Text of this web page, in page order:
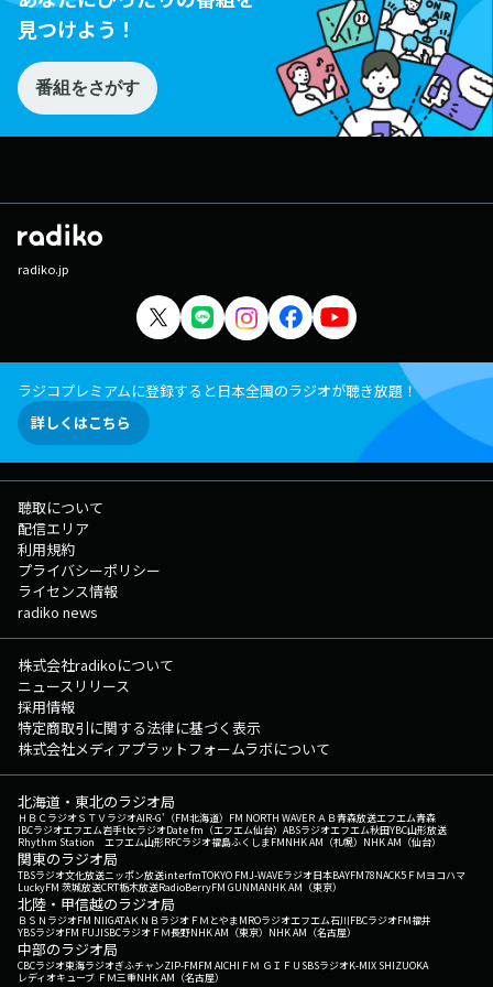
見つけよう！
番組をさがす
radiko.jp
ラジコプレミアムに登録すると日本全国のラジオが聴き放題！
詳しくはこちら
聴取について
配信エリア
利用規約
プライバシーポリシー
ライセンス情報
radiko news
株式会社radikoについて
ニュースリリース
採用情報
特定商取引に関する法律に基づく表示
株式会社メディアプラットフォームラボについて
北海道・東北のラジオ局
ＨＢＣラジオＳＴＶラジオAIR-G'（FM北海道） FM NORTH WAVEＲＡＢ青森放送エフエム青森
IBCラジオエフエム岩手tbcラジオDate fm（エフエム仙台） ABSラジオエフエム秋田YBC山形放送
Rhythm Station エフエム山形RFCラジオ福島ふくしまFMNHK AM（札幌） NHK AM（仙台）
関東のラジオ局
TBSラジオ文化放送ニッポン放送interfmTOKYO FMJ-WAVEラジオ日本BAYFM78NACK5 ＦＭヨコハマ
LuckyFM 茨城放送CRT栃木放送RadioBerryFM GUNMANHK AM（東京）
北陸・甲信越のラジオ局
ＢＳＮラジオFM NIIGATAＫＮＢラジオ ＦＭとやまMROラジオエフエム石川FBCラジオFM福井
YBSラジオFM FUJISBCラジオ ＦＭ長野NHK AM（東京） NHK AM（名古屋）
中部のラジオ局
CBCラジオ東海ラジオぎふチャンZIP-FMFM AICHI ＦＭ ＧＩＦＵ SBSラジオK-MIX SHIZUOKA
レディオキューブ ＦＭ三重NHK AM（名古屋）